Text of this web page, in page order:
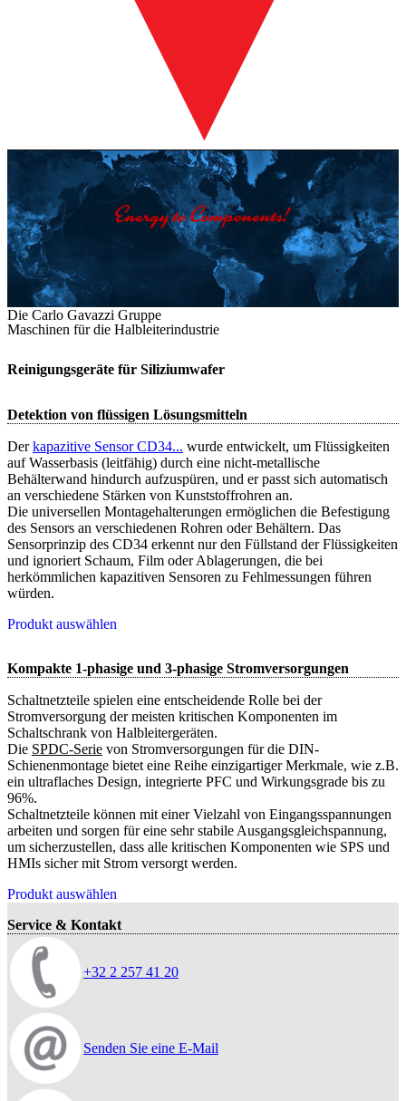
Die Carlo Gavazzi Gruppe
Maschinen für die Halbleiterindustrie
Reinigungsgeräte für Siliziumwafer
Detektion von flüssigen Lösungsmitteln
Derkapazitive Sensor CD34... wurde entwickelt, um Flüssigkeiten
auf Wasserbasis (leitfähig) durch eine nicht-metallische
Behälterwand hindurch aufzuspüren, und er passt sich automatisch
an verschiedene Stärken von Kunststoffrohren an.
Die universellen Montagehalterungen ermöglichen die Befestigung
des Sensors an verschiedenen Rohren oder Behältern. Das
Sensorprinzip des CD34 erkennt nur den Füllstand der Flüssigkeiten
und ignoriert Schaum, Film oder Ablagerungen, die bei
herkömmlichen kapazitiven Sensoren zu Fehlmessungen führen
würden.
Produkt auswählen
Kompakte 1-phasige und 3-phasige Stromversorgungen
Schaltnetzteile spielen eine entscheidende Rolle bei der
Stromversorgung der meisten kritischen Komponenten im
Schaltschrank von Halbleitergeräten.
Die SPDC-Serie von Stromversorgungen für die DIN-
Schienenmontage bietet eine Reihe einzigartiger Merkmale, wie z.B.
ein ultraflaches Design, integrierte PFC und Wirkungsgrade bis zu
96%.
Schaltnetzteile können mit einer Vielzahl von Eingangsspannungen
arbeiten und sorgen für eine sehr stabile Ausgangsgleichspannung,
um sicherzustellen, dass alle kritischen Komponenten wie SPS und
HMIs sicher mit Strom versorgt werden.
Produkt auswählen
Service & Kontakt
+32 2 257 41 20
Senden Sie eine E-Mail